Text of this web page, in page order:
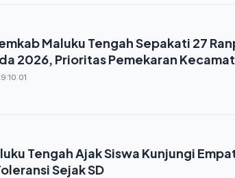
Maluku Tengah Sepakati 27
2026, Prioritas Pemekaran
Tengah Ajak Siswa Kunjungi
Sejak SD